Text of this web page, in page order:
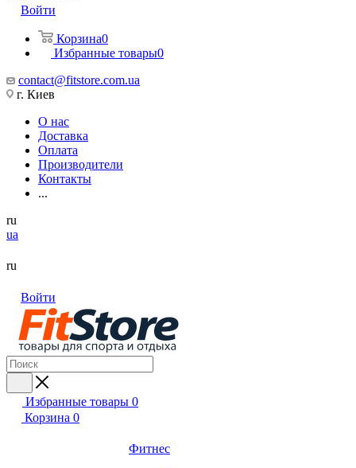
Войти
Корзина0
Избранные товары0
contact@fitstore.com.ua
г. Киев
О нас
Доставка
Оплата
Производители
Контакты
...
ru
ua
ru
Войти
Избранные товары 0
Корзина 0
Фитнес